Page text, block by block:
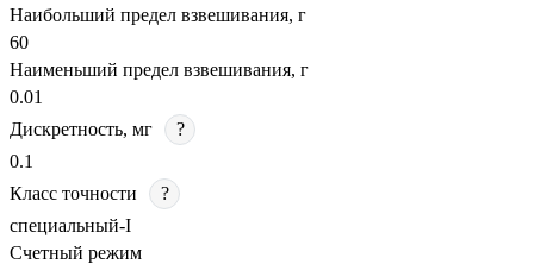
Наибольший предел взвешивания, г
60
Наименьший предел взвешивания, г
0.01
Дискретность, мг
?
0.1
Класс точности
?
специальный-I
Счетный режим